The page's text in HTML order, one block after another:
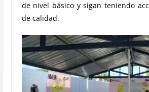
de nivel básico y sigan teniendo
de calidad.